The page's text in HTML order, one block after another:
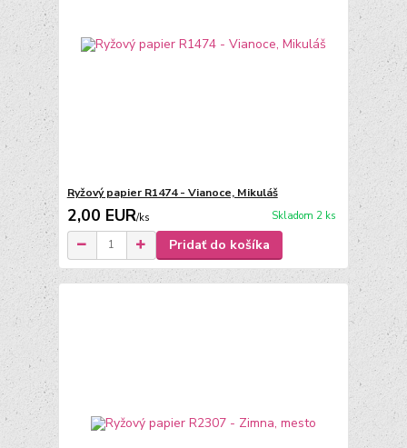
Ryžový papier R1474 - Vianoce, Mikuláš
2,00 EUR/ks Skladom 2 ks
Pridať do košíka